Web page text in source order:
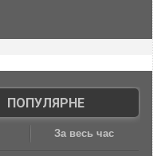
ПОПУЛЯРНЕ
За весь час